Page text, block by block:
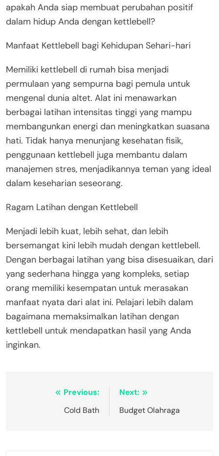
apakah Anda siap membuat perubahan positif
dalam hidup Anda dengan kettlebell?
Manfaat Kettlebell bagi Kehidupan Sehari-hari
Memiliki kettlebell di rumah bisa menjadi
permulaan yang sempurna bagi pemula untuk
mengenal dunia altet. Alat ini menawarkan
berbagai latihan intensitas tinggi yang mampu
membangunkan energi dan meningkatkan suasana
hati. Tidak hanya menunjang kesehatan fisik,
penggunaan kettlebell juga membantu dalam
manajemen stres, menjadikannya teman yang ideal
dalam keseharian seseorang.
Ragam Latihan dengan Kettlebell
Menjadi lebih kuat, lebih sehat, dan lebih
bersemangat kini lebih mudah dengan kettlebell.
Dengan berbagai latihan yang bisa disesuaikan, dari
yang sederhana hingga yang kompleks, setiap
orang memiliki kesempatan untuk merasakan
manfaat nyata dari alat ini. Pelajari lebih dalam
bagaimana memaksimalkan latihan dengan
kettlebell untuk mendapatkan hasil yang Anda
inginkan.
NavigasiPrevious:
Cold Bath
Next:
Budget Olahraga